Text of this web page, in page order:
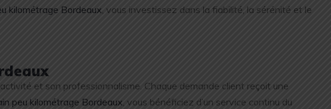
kilométrage Bordeaux , vous investissez dans la fiabilité, la sérénité et le
et son professionnalisme. Chaque demande client reçoit une
peu kilométrage Bordeaux , vous bénéficiez d’un service continu du